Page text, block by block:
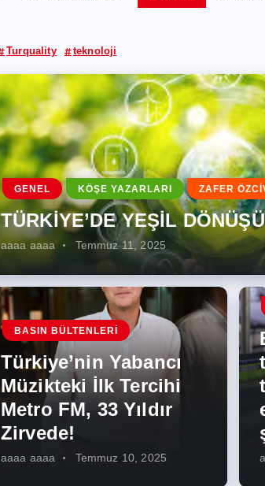
Turquality teknoloji
GENEL KÖŞE YAZARLARI ZAFER
TÜRKİYE’DE YEŞİL
aaaa aaaa Temmuz 11, 2025
BASIN BÜLTENLERI
Türkiye’nin Yabancı
Müzikteki İlk Tercihi
Metro FM, 33 Yıldır
Zirvede!
aaaa aaaa Temmuz 10, 2025